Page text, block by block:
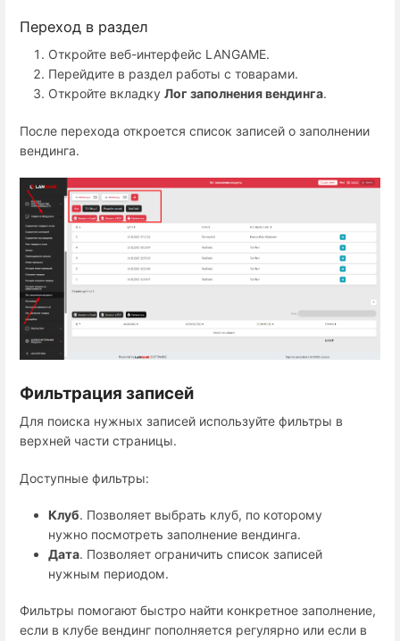
Переход в раздел
Откройте веб-интерфейс LANGAME.
Перейдите в раздел работы с товарами.
Откройте вкладку Лог заполнения вендинга.
После перехода откроется список записей о заполнении
вендинга.
Фильтрация записей
Для поиска нужных записей используйте фильтры в
верхней части страницы.
Доступные фильтры:
Клуб. Позволяет выбрать клуб, по которому
нужно посмотреть заполнение вендинга.
Дата. Позволяет ограничить список записей
нужным периодом.
Фильтры помогают быстро найти конкретное заполнение,
если в клубе вендинг пополняется регулярно или если в